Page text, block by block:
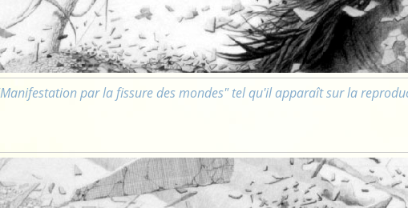
par la fissure des mondes" tel qu'il apparaît sur la